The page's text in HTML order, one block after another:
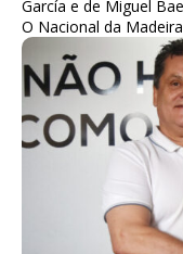
García e de Miguel
O Nacional da